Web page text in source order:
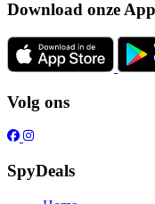
Download onze App
Volg ons
SpyDeals